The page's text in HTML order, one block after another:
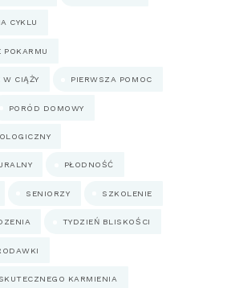
CYKLU
POKARMU
W CIĄŻY PIERWSZA POMOC
PORÓD DOMOWY
PŁODNOŚĆ
SENIORZY SZKOLENIE
TYDZIEŃ BLISKOŚCI
KARMIENIA